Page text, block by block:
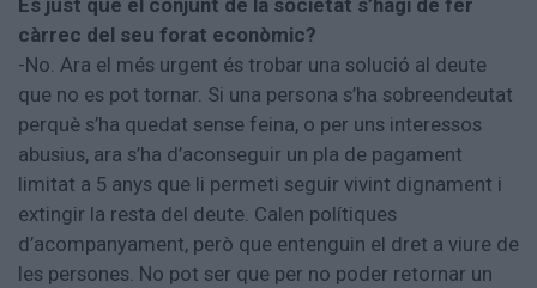
És just que el conjunt de la societat s’hagi de fer
càrrec del seu forat econòmic?
-No. Ara el més urgent és trobar una solució al deute
que no es pot tornar. Si una persona s’ha sobreendeutat
perquè s’ha quedat sense feina, o per uns interessos
abusius, ara s’ha d’aconseguir un pla de pagament
limitat a 5 anys que li permeti seguir vivint dignament i
extingir la resta del deute. Calen polítiques
d’acompanyament, però que entenguin el dret a viure de
les persones. No pot ser que per no poder retornar un